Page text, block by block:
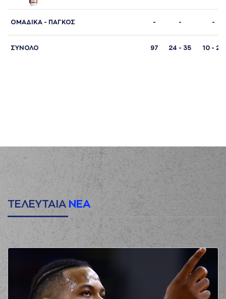
ΟΜΑΔΙΚΑ - ΠΑΓΚΟΣ - - -
ΣΥΝΟΛΟ 97 24 - 35 10 - 27
ΤΕΛΕΥΤΑΙΑ ΝΕΑ